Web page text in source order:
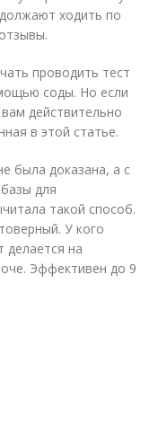
ходить по
проводить тест
соды. Но если
действительно
в этой статье.
была доказана, а с
для
такой способ.
У кого
делается на
Эффективен до 9